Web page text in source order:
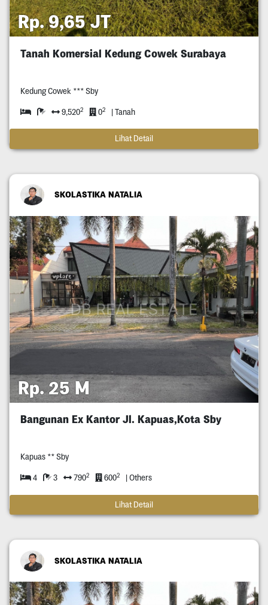
Rp. 9,65 JT
Tanah Komersial Kedung Cowek Surabaya
Kedung Cowek *** Sby
9,5202 02 | Tanah
Lihat Detail
SKOLASTIKA NATALIA
Rp. 25 M
Bangunan Ex Kantor Jl. Kapuas,Kota Sby
Kapuas ** Sby
4 3 7902 6002 | Others
Lihat Detail
SKOLASTIKA NATALIA